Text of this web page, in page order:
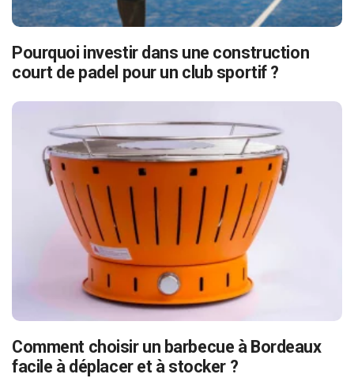
Pourquoi investir dans une construction
court de padel pour un club sportif ?
Comment choisir un barbecue à Bordeaux
facile à déplacer et à stocker ?